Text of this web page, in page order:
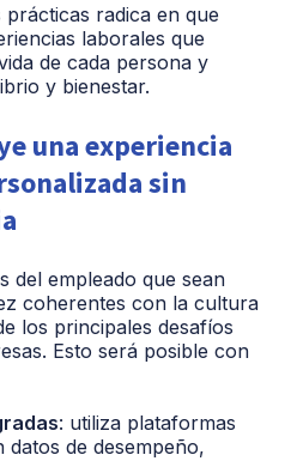
radica en que
laborales que
de cada persona y
y bienestar.
una experiencia
sin
del empleado que sean
coherentes con la cultura
los principales desafíos
Esto será posible con
: utiliza plataformas
de desempeño,